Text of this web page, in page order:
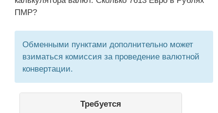
ПМР?
Обменными пунктами дополнительно может
взиматься комиссия за проведение валютной
конвертации.
Требуется